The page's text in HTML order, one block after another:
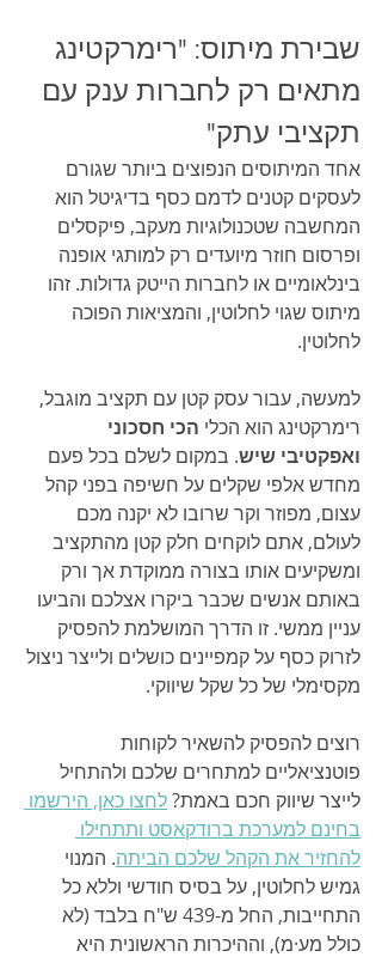
שבירת מיתוס: "רימרקטינג
מתאים רק לחברות ענק עם
תקציבי עתק"
אחד המיתוסים הנפוצים ביותר שגורם
לעסקים קטנים לדמם כסף בדיגיטל הוא
המחשבה שטכנולוגיות מעקב, פיקסלים
ופרסום חוזר מיועדים רק למותגי אופנה
בינלאומיים או לחברות הייטק גדולות. זהו
מיתוס שגוי לחלוטין, והמציאות הפוכה
לחלוטין.
למעשה, עבור עסק קטן עם תקציב מוגבל,
רימרקטינג הוא הכלי הכי חסכוני
ואפקטיבי שיש. במקום לשלם בכל פעם
מחדש אלפי שקלים על חשיפה בפני קהל
עצום, מפוזר וקר שרובו לא יקנה מכם
לעולם, אתם לוקחים חלק קטן מהתקציב
ומשקיעים אותו בצורה ממוקדת אך ורק
באותם אנשים שכבר ביקרו אצלכם והביעו
עניין ממשי. זו הדרך המושלמת להפסיק
לזרוק כסף על קמפיינים כושלים ולייצר ניצול
מקסימלי של כל שקל שיווקי.
רוצים להפסיק להשאיר לקוחות
פוטנציאליים למתחרים שלכם ולהתחיל
לייצר שיווק חכם באמת? לחצו כאן, הירשמו
בחינם למערכת ברודקאסט ותתחילו
להחזיר את הקהל שלכם הביתה. המנוי
גמיש לחלוטין, על בסיס חודשי וללא כל
התחייבות, החל מ-439 ש"ח בלבד (לא
כולל מע·מ), וההיכרות הראשונית היא